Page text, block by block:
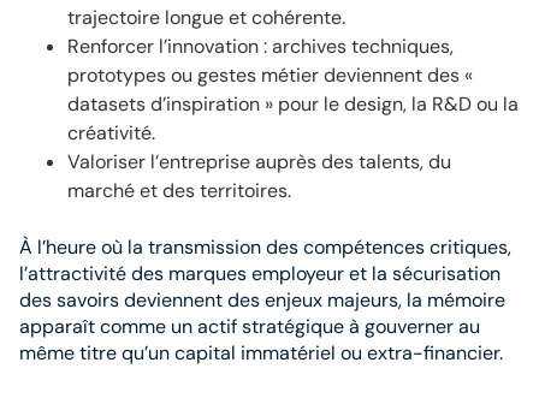
trajectoire longue et cohérente.
Renforcer l’innovation : archives techniques,
prototypes ou gestes métier deviennent des «
datasets d’inspiration » pour le design, la R&D ou la
créativité.
Valoriser l’entreprise auprès des talents, du
marché et des territoires.
À l’heure où la transmission des compétences critiques,
l’attractivité des marques employeur et la sécurisation
des savoirs deviennent des enjeux majeurs, la mémoire
apparaît comme un actif stratégique à gouverner au
même titre qu’un capital immatériel ou extra-financier.